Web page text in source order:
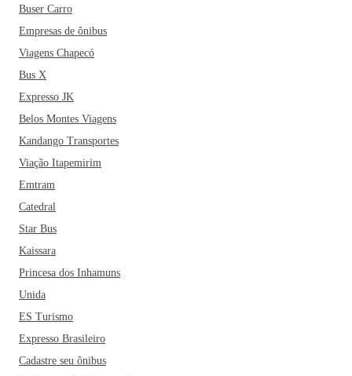
Buser Carro
Empresas de ônibus
Viagens Chapecó
Bus X
Expresso JK
Belos Montes Viagens
Kandango Transportes
Viação Itapemirim
Emtram
Catedral
Star Bus
Kaissara
Princesa dos Inhamuns
Unida
ES Turismo
Expresso Brasileiro
Cadastre seu ônibus